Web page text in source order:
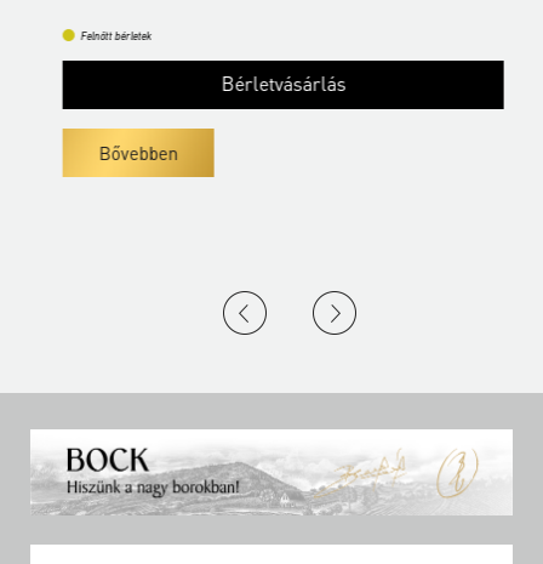
Felnőtt bérletek
Bérletvásárlás
Bővebben